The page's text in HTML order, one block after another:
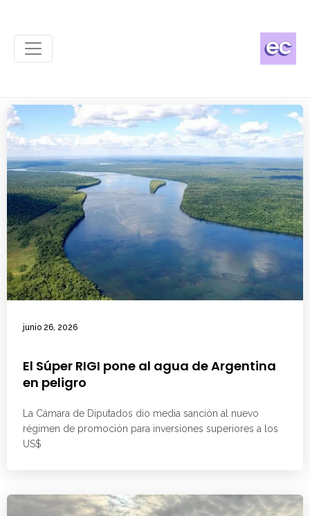
junio 26, 2026
El Súper RIGI pone al agua de Argentina
en peligro
La Cámara de Diputados dio media sanción al nuevo
régimen de promoción para inversiones superiores a los
US$